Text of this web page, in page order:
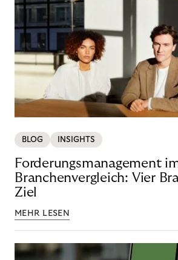
BLOG INSIGHTS
Forderungsmanagement
Branchenvergleich: Vier
Ziel
MEHR LESEN